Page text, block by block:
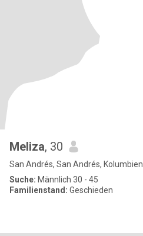
Meliza, 30
San Andrés, San Andrés, Kolumbien
Suche: Männlich 30 - 45
Familienstand: Geschieden